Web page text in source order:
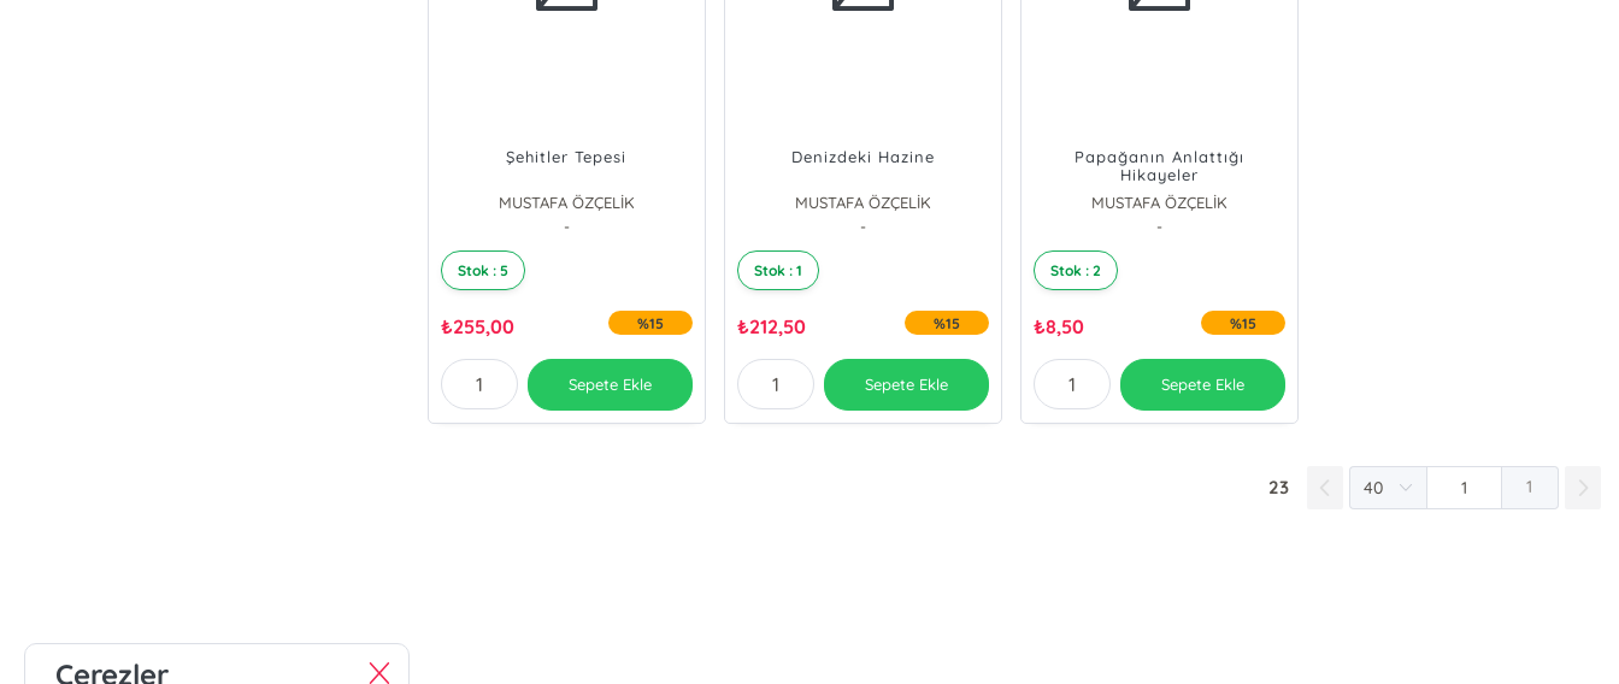
Şehitler Tepesi
MUSTAFA ÖZÇELİK
-
Stok : 5
₺255,00 %15
Sepete Ekle
Denizdeki Hazine
MUSTAFA ÖZÇELİK
-
Stok : 1
₺212,50 %15
Sepete Ekle
Papağanın Anlattığı
Hikayeler
MUSTAFA ÖZÇELİK
-
Stok : 2
₺8,50 %15
Sepete Ekle
23 1
Çerezler